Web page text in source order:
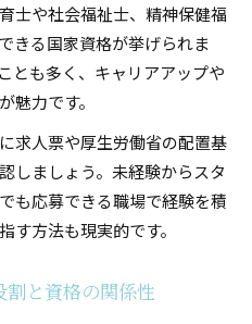
る資格一覧を整理
法を徹底比較
デイサービス資格の違いを
ャリアアップの実例紹介
ントと注意点を押さえる
放課後等デイサービスの連
と役割の特徴を解説
士や社会福祉士、精神保健福
きる国家資格が挙げられま
とも多く、キャリアアップや
魅力です。
求人票や厚生労働省の配置基
しましょう。未経験からスタ
も応募できる職場で経験を積
す方法も現実的です。
と資格の関係性